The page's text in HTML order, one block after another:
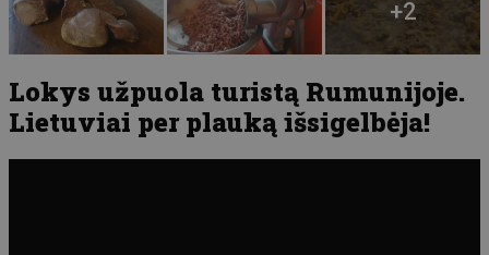
Lokys užpuola turistą Rumunijoje.
Lietuviai per plauką išsigelbėja!